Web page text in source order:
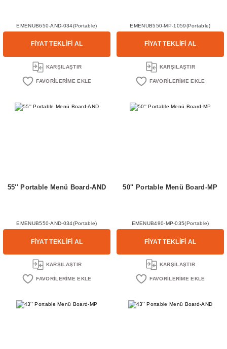
EMENUB650-AND-034(Portable)
FİYAT TEKLİFİ AL
KARŞILAŞTIR
EMENUB550-MP-1059(Portable)
FİYAT TEKLİFİ AL
KARŞILAŞTIR
55'' Portable Menü Board-AND
EMENUB550-AND-034(Portable)
FİYAT TEKLİFİ AL
KARŞILAŞTIR
50'' Portable Menü Board-MP
EMENUB490-MP-035(Portable)
FİYAT TEKLİFİ AL
KARŞILAŞTIR